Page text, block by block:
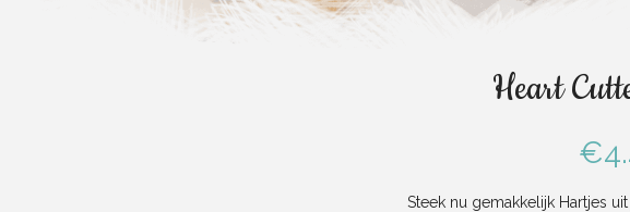
Heart
€
Steek nu gemakkelijk Hartjes